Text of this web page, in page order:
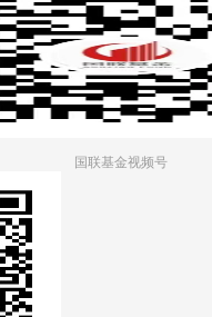
国联基金视频号